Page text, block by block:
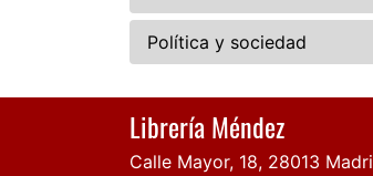
Política y sociedad
Librería Méndez
Calle Mayor, 18, 28013